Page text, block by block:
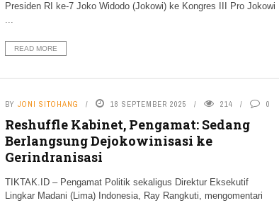
Presiden RI ke-7 Joko Widodo (Jokowi) ke Kongres III Pro Jokowi
...
READ MORE
BY JONI SITOHANG 18 SEPTEMBER 2025 214 0
Reshuffle Kabinet, Pengamat: Sedang
Berlangsung Dejokowinisasi ke
Gerindranisasi
TIKTAK.ID – Pengamat Politik sekaligus Direktur Eksekutif
Lingkar Madani (Lima) Indonesia, Ray Rangkuti, mengomentari